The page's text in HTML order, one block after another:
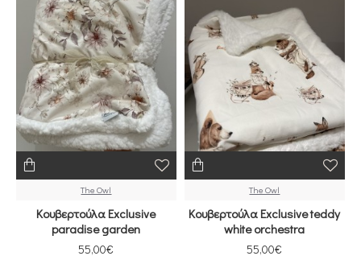
The Owl
Κουβερτούλα Exclusive
paradise garden
55,00€
The Owl
Κουβερτούλα Exclusive teddy
white orchestra
55,00€